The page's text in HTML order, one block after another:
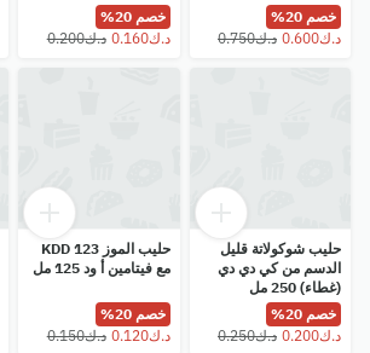
خصم 20%
خصم 20%
⁦د.ك0.160⁩
⁦د.ك0.200⁩
حليب شوكولاتة قليل
الدسم من كي دي دي
(غطاء) 250 مل
خصم 20%
حليب الموز KDD 123
مع فيتامين أ ود 125 مل
خصم 20%
⁦د.ك0.120⁩
⁦د.ك0.150⁩